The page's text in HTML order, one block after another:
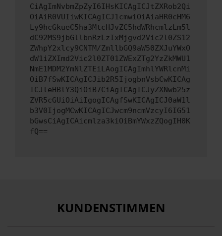
CiAgImNvbmZpZyI6IHsKICAgICJtZXRob2Qi
OiAiR0VUIiwKICAgICJ1cmwiOiAiaHR0cHM6
Ly9hcGkueC5ha3MtcHJvZC5hdWRhcmlzLm5l
dC92MS9jbGllbnRzLzIxMjgvd2Vic2l0ZS12
ZWhpY2xlcy9CNTM/ZmllbGQ9aW50ZXJuYWxO
dW1iZXImd2Vic2l0ZT01ZWExZTg2YzZkMWU1
NmE1MDM2YmNlZTEiLAogICAgImhlYWRlcnMi
OiB7fSwKICAgICJib2R5IjogbnVsbCwKICAg
ICJleHBlY3QiOiB7CiAgICAgICJyZXNwb25z
ZVR5cGUiOiAiIgogICAgfSwKICAgICJ0aW1l
b3V0IjogMCwKICAgICJwcm9ncmVzcyI6IG51
bGwsCiAgICAicmlza3kiOiBmYWxzZQogIH0K
fQ==
KUNDENSTIMMEN